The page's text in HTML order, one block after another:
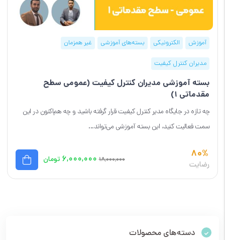
آموزش الکترونیکی بسته‌های آموزشی غیر همزمان
مدیران کنترل کیفیت
بسته آموزشی مدیران کنترل کیفیت (عمومی سطح
مقدماتی 1)
چه تازه در جایگاه مدیر کنترل کیفیت قرار گرفته باشید و چه هم‌اکنون در این
سمت فعالیت کنید، این بسته آموزشی می‌تواند...
80%
رضایت ۱۸,۰۰۰,۰۰۰ ۶,۰۰۰,۰۰۰ تومان
دسته‌های محصولات